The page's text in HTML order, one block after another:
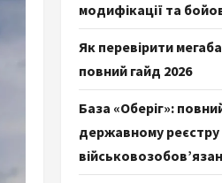
модифікації та
Як перевірити
повний гайд 2026
База «Оберіг»:
державному реєстру